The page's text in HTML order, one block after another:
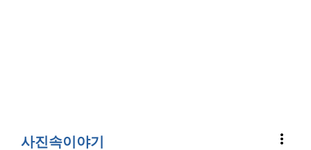
사진속이야기 more_vert